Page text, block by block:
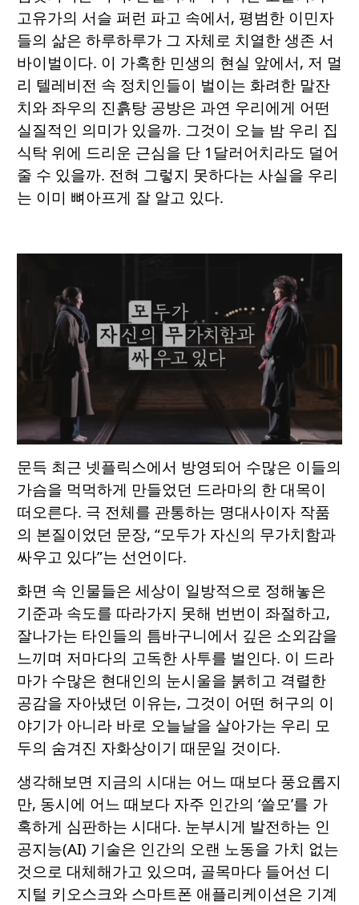
고유가의 서슬 퍼런 파고 속에서, 평범한 이민자
들의 삶은 하루하루가 그 자체로 치열한 생존 서
바이벌이다. 이 가혹한 민생의 현실 앞에서, 저 멀
리 텔레비전 속 정치인들이 벌이는 화려한 말잔
치와 좌우의 진흙탕 공방은 과연 우리에게 어떤
실질적인 의미가 있을까. 그것이 오늘 밤 우리 집
식탁 위에 드리운 근심을 단 1달러어치라도 덜어
줄 수 있을까. 전혀 그렇지 못하다는 사실을 우리
는 이미 뼈아프게 잘 알고 있다.
문득 최근 넷플릭스에서 방영되어 수많은 이들의
가슴을 먹먹하게 만들었던 드라마의 한 대목이
떠오른다. 극 전체를 관통하는 명대사이자 작품
의 본질이었던 문장, “모두가 자신의 무가치함과
싸우고 있다”는 선언이다.
화면 속 인물들은 세상이 일방적으로 정해놓은
기준과 속도를 따라가지 못해 번번이 좌절하고,
잘나가는 타인들의 틈바구니에서 깊은 소외감을
느끼며 저마다의 고독한 사투를 벌인다. 이 드라
마가 수많은 현대인의 눈시울을 붉히고 격렬한
공감을 자아냈던 이유는, 그것이 어떤 허구의 이
야기가 아니라 바로 오늘날을 살아가는 우리 모
두의 숨겨진 자화상이기 때문일 것이다.
생각해보면 지금의 시대는 어느 때보다 풍요롭지
만, 동시에 어느 때보다 자주 인간의 ‘쓸모’를 가
혹하게 심판하는 시대다. 눈부시게 발전하는 인
공지능(AI) 기술은 인간의 오랜 노동을 가치 없는
것으로 대체해가고 있으며, 골목마다 들어선 디
지털 키오스크와 스마트폰 애플리케이션은 기계